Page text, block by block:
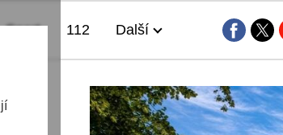
Sport 112 Další